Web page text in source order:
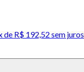
de R$ 192,52 sem juros